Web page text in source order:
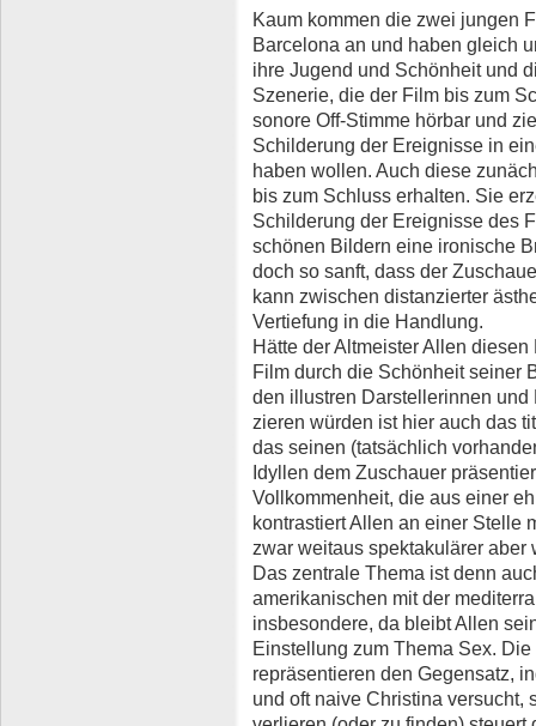
Kaum kommen die zwei jungen
Barcelona an und haben gleich
ihre Jugend und Schönheit und
Szenerie, die der Film bis zum
sonore Off-Stimme hörbar und
Schilderung der Ereignisse in
haben wollen. Auch diese
bis zum Schluss erhalten. Sie
Schilderung der Ereignisse des
schönen Bildern eine ironische
doch so sanft, dass der
kann zwischen distanzierter
Vertiefung in die Handlung.
Hätte der Altmeister Allen
Film durch die Schönheit seiner
den illustren Darstellerinnen
zieren würden ist hier auch das
das seinen (tatsächlich
Idyllen dem Zuschauer
Vollkommenheit, die aus einer
kontrastiert Allen an einer Stelle
zwar weitaus spektakulärer
Das zentrale Thema ist denn
amerikanischen mit der
insbesondere, da bleibt Allen
Einstellung zum Thema Sex.
repräsentieren den Gegensatz,
und oft naive Christina versucht,